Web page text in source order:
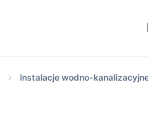
Instalacje wodno-